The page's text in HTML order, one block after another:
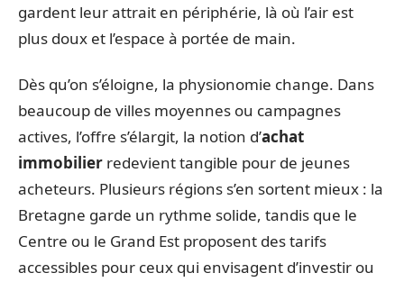
gardent leur attrait en périphérie, là où l’air est
plus doux et l’espace à portée de main.
Dès qu’on s’éloigne, la physionomie change. Dans
beaucoup de villes moyennes ou campagnes
actives, l’offre s’élargit, la notion d’achat
immobilier redevient tangible pour de jeunes
acheteurs. Plusieurs régions s’en sortent mieux : la
Bretagne garde un rythme solide, tandis que le
Centre ou le Grand Est proposent des tarifs
accessibles pour ceux qui envisagent d’investir ou